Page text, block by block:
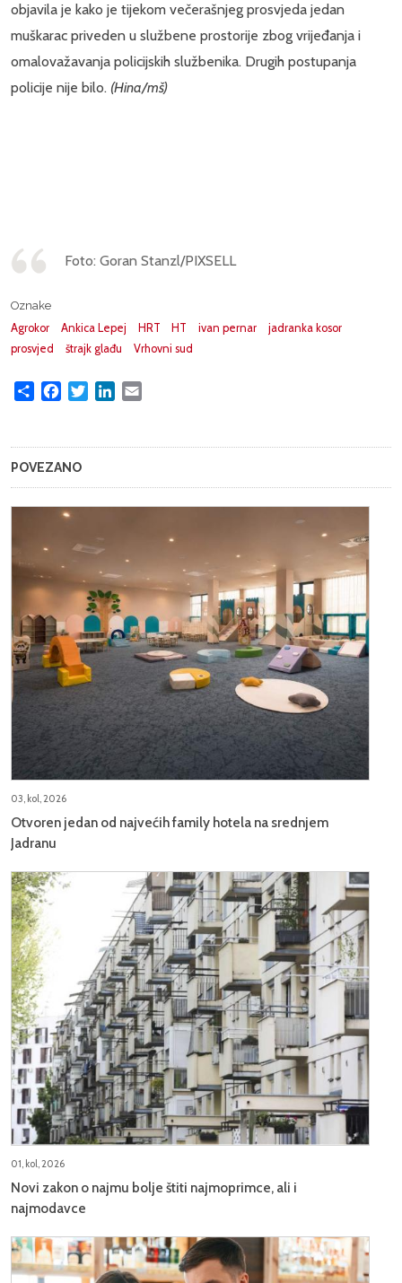
objavila je kako je tijekom večerašnjeg prosvjeda jedan
muškarac priveden u službene prostorije zbog vrijeđanja i
omalovažavanja policijskih službenika. Drugih postupanja
policije nije bilo. (Hina/mš)
Foto: Goran Stanzl/PIXSELL
Oznake
Agrokor
Ankica Lepej HRT HT ivan pernar
jadranka kosor
prosvjed
štrajk glađu Vrhovni sud
Share FacebookTwitterLinkedIn
POVEZANO
03, kol, 2026
Otvoren jedan od najvećih family hotela na srednjem
Jadranu
01, kol, 2026
Novi zakon o najmu bolje štiti najmoprimce, ali i
najmodavce